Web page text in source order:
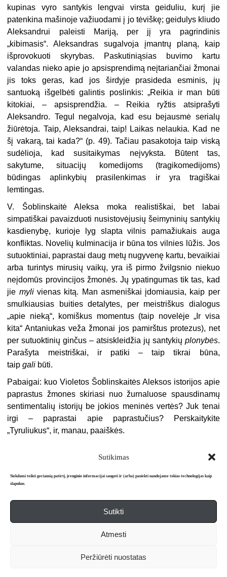
Sutikimas
Siekdami teikti geriausią patirtį, įrenginio informacijai saugoti ir (arba) pasiekti naudojame tokias technologijas kaip
slapukus.
Sutikti
Atmesti
Peržiūrėti nuostatas
kupinas vyro santykis lengvai virsta geiduliu, kurį jie
patenkina mašinoje važiuodami į jo tėviškę; geidulys kliudo
Aleksandrui paleisti Mariją, per jį yra pagrindinis
„kibimasis“. Aleksandras sugalvoja įmantrų planą, kaip
išprovokuoti skyrybas. Paskutiniąsias buvimo kartu
valandas nieko apie jo apsisprendimą neįtariančiai žmonai
jis toks geras, kad jos širdyje prasideda esminis, jų
santuoką išgelbėti galintis poslinkis: „Reikia ir man būti
kitokiai, – apsisprendžia. – Reikia ryžtis atsiprašyti
Aleksandro. Tegul negalvoja, kad esu bejausmė serialų
žiūrėtoja. Taip, Aleksandrai, taip! Laikas nelaukia. Kad ne
šį vakarą, tai kada?“ (p. 49). Tačiau pasakotoja taip viską
sudėlioja, kad susitaikymas neįvyksta. Būtent tas,
sakytume, situacijų komedijoms (tragikomedijoms)
būdingas aplinkybių prasilenkimas ir yra tragiškai
lemtingas.
V. Šoblinskaitė Aleksa moka realistiškai, bet labai
simpatiškai pavaizduoti nusistovėjusių šeimyninių santykių
kasdienybę, kurioje lyg slapta vilnis pamažiukais auga
konfliktas. Novelių kulminacija ir būna tos vilnies lūžis. Jos
sutuoktiniai, paprastai daug metų nugyvenę kartu, bevaikiai
arba turintys mirusių vaikų, yra iš pirmo žvilgsnio niekuo
neįdomūs provincijos žmonės. Jų ypatingumas tik tas, kad
jie mylivienas kitą. Man asmeniškai įdomiausia, kaip per
smulkiausias buities detalytes, per meistriškus dialogus
„apie nieką“, komiškus momentus (taip novelėje „Ir visa
kita“ Antaniukas veža žmonai jos pamirštus protezus), net
per sutuoktinių ginčus – atsiskleidžia jų santykių plonybės.
Parašyta meistriškai, ir patiki – taip tikrai būna,
taipgali būti.
Pabaigai: kuo Violetos Šoblinskaitės Aleksos istorijos apie
paprastus žmones skiriasi nuo žurnaluose spausdinamų
sentimentalių istorijų be jokios meninės vertės? Juk tenai
irgi – paprastai apie paprastučius? Perskaitykite
„Tyruliukus“, ir, manau, paaiškės.